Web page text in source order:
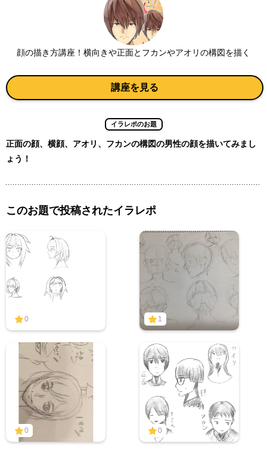
顔の描き方講座！横向きや正面とフカンやアオリの構図を描く
講座を見る
イラレポのお題
正面の顔、横顔、アオリ、フカンの構図の男性の顔を描いてみまし
ょう！
このお題で投稿されたイラレポ
0 1
0 0